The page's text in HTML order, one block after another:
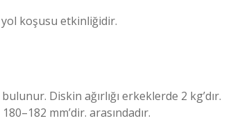
koşusu etkinliğidir.
Diskin ağırlığı erkeklerde 2 kg’dır.
mm’dir. arasındadır.